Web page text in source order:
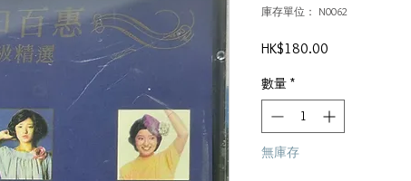
庫存單位： N0062
HK$180.00
數量 *
無庫存